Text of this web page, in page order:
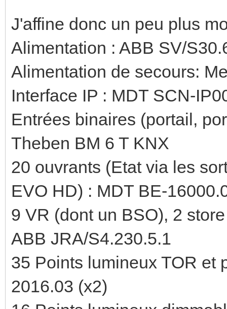
J'affine donc un peu plus
Alimentation : ABB SV/
Alimentation de secours:
Interface IP : MDT SCN-
Entrées binaires (portail,
Theben BM 6 T KNX
20 ouvrants (Etat via les
EVO HD) : MDT BE-
9 VR (dont un BSO), 2
ABB JRA/S4.230.5.1
35 Points lumineux TOR et
2016.03 (x2)